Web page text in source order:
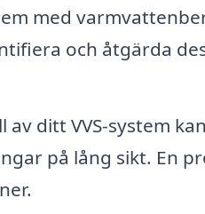
med
och åtgärda
ditt VVS-system
på lång sikt. En